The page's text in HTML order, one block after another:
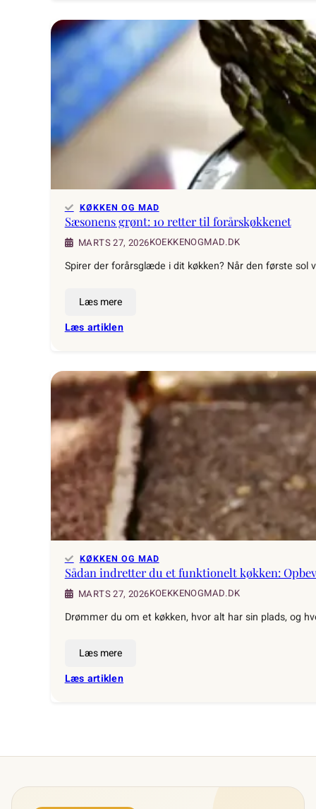
for
begyndere:
Planlæg
én
gang,
spis
KØKKEN OG MAD
Sæsonens grønt: 10 retter til forårskøkkenet
MARTS 27, 2026KOEKKENOGMAD.DK
Spirer der forårsglæde i dit køkken? Når den første
Læs mere
Læs artiklen:
10
retter
til
forårskøkkenet
KØKKEN OG MAD
Sådan indretter du et funktionelt køkken:
MARTS 27, 2026KOEKKENOGMAD.DK
Drømmer du om et køkken, hvor alt har sin plads, og
Læs mere
Læs artiklen:
funktionelt
Opbevaring,